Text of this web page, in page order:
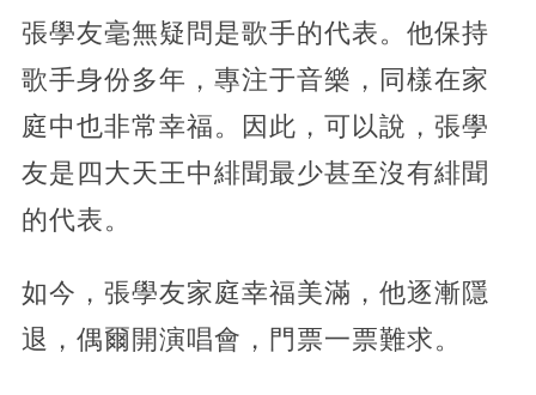
張學友毫無疑問是歌手的代表。他保持
歌手身份多年，專注于音樂，同樣在家
庭中也非常幸福。因此，可以說，張學
友是四大天王中緋聞最少甚至沒有緋聞
的代表。
如今，張學友家庭幸福美滿，他逐漸隱
退，偶爾開演唱會，門票一票難求。